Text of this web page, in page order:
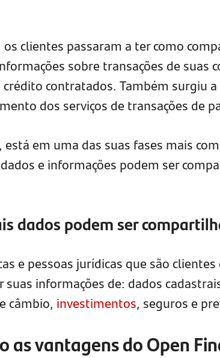
os clientes passaram a ter como
sobre transações de suas
contratados. Também surgiu
dos serviços de transações de
em uma das suas fases mais
e informações podem ser
dados podem ser
e pessoas jurídicas que são
informações de: dados
câmbio, investimentos, seguros e
as vantagens do Open